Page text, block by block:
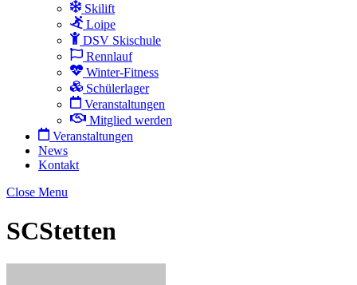
Skilift
Loipe
DSV Skischule
Rennlauf
Winter-Fitness
Schülerlager
Veranstaltungen
Mitglied werden
Veranstaltungen
News
Kontakt
Close Menu
SCStetten